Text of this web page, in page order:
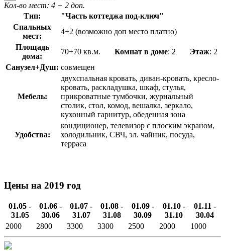
Кол-во мест: 4 + 2 доп.
Тип:
"Часть коттеджа под-ключ"
Спальных
мест:
4+2 (возможно доп место платно)
Площадь
дома:
70+70 кв.м. Комнат в доме: 2 Этаж: 2
Санузел+Душ: совмещен
Мебель:
двухспальная кровать, диван-кровать, кресло-
кровать, раскладушка, шкаф, стулья,
прикроватные тумбочки, журнальный
столик, стол, комод, вешалка, зеркало,
кухонный гарнитур, обеденная зона
Удобства:
кондиционер, телевизор с плоским экраном,
холодильник, СВЧ, эл. чайник, посуда,
терраса
Цены на 2019 год
01.05 -
31.05
01.06 -
30.06
01.07 -
31.07
01.08 -
31.08
01.09 -
30.09
01.10 -
31.10
01.11 -
30.04
2000
2800 3300 3300 2500 2000 1000